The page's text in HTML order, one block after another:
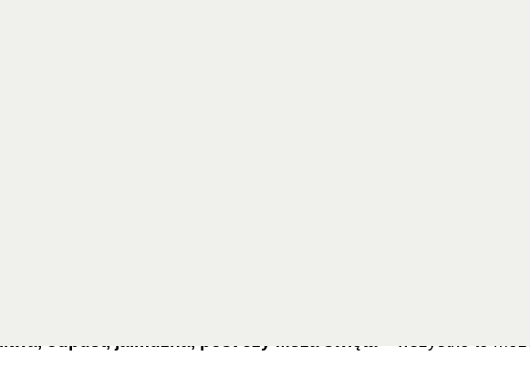
szczególnie tym, którzy najbardziej potrzebują Twojego
Zapalamy znicze, odwiedzamy groby, wspominamy tych, którzy
lecz modlitwa, pokuta i Msza święta.
dla dusz, które wciąż potrzebują oczyszczenia.
trafia do czyśćca – miejsca oczyszczenia, gdzie dusze cierpią,
grzechu” – winą, która wymaga odpokutowania, zanim
sobie, co wasi bliscy zrobili dla was, gdy żyli. Weźcie na
odpust, jałmużna, post czy Msza święta – wszystko to